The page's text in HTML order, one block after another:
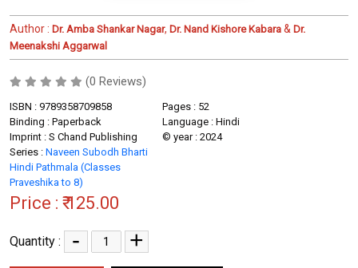
Author : Dr. Amba Shankar Nagar, Dr. Nand Kishore Kabara & Dr.
Meenakshi Aggarwal
(0 Reviews)
ISBN : 9789358709858
Pages : 52
Binding : Paperback
Language : Hindi
Imprint : S Chand Publishing
© year : 2024
Series : Naveen Subodh Bharti
Hindi Pathmala (Classes
Praveshika to 8)
Price : ₹ 125.00
Quantity : - +